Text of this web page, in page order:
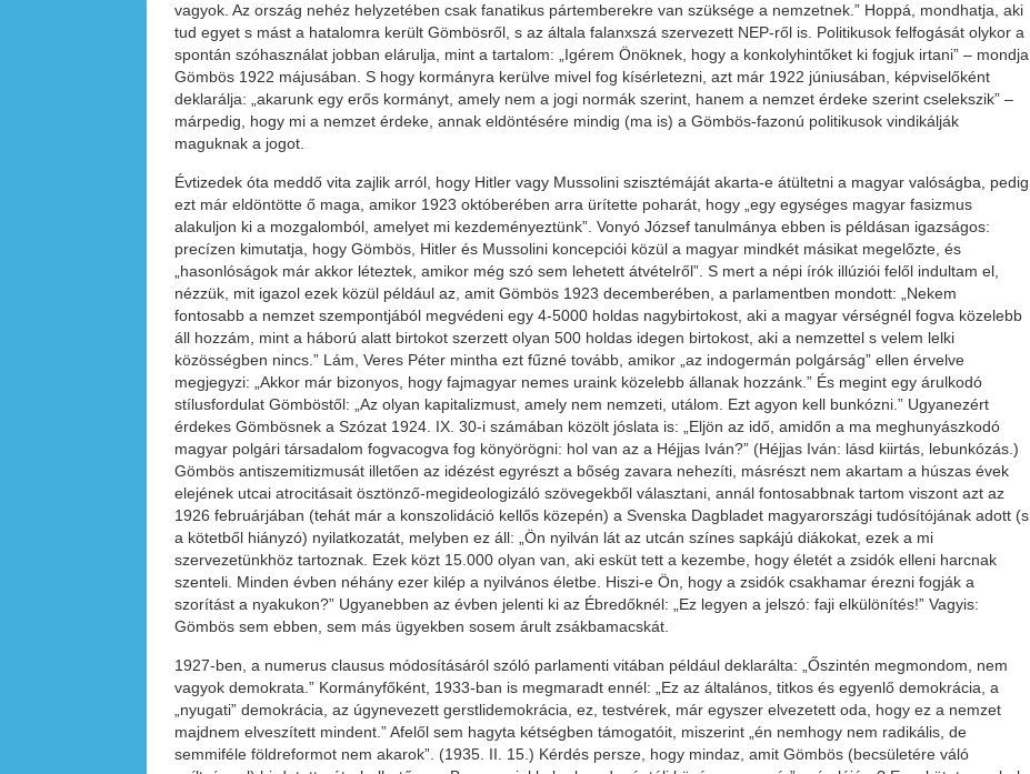
vagyok. Az ország nehéz helyzetében csak fanatikus pártemberekre van szüksége a nemzetnek.” Hoppá, mondhatja, aki
tud egyet s mást a hatalomra került Gömbösről, s az általa falanxszá szervezett NEP-ről is. Politikusok felfogását olykor a
spontán szóhasználat jobban elárulja, mint a tartalom: „Igérem Önöknek, hogy a konkolyhintőket ki fogjuk irtani” – mondja
Gömbös 1922 májusában. S hogy kormányra kerülve mivel fog kísérletezni, azt már 1922 júniusában, képviselőként
deklarálja: „akarunk egy erős kormányt, amely nem a jogi normák szerint, hanem a nemzet érdeke szerint cselekszik” –
márpedig, hogy mi a nemzet érdeke, annak eldöntésére mindig (ma is) a Gömbös-fazonú politikusok vindikálják
maguknak a jogot.
Évtizedek óta meddő vita zajlik arról, hogy Hitler vagy Mussolini szisztémáját akarta-e átültetni a magyar valóságba, pedig
ezt már eldöntötte ő maga, amikor 1923 októberében arra ürítette poharát, hogy „egy egységes magyar fasizmus
alakuljon ki a mozgalomból, amelyet mi kezdeményeztünk”. Vonyó József tanulmánya ebben is példásan igazságos:
precízen kimutatja, hogy Gömbös, Hitler és Mussolini koncepciói közül a magyar mindkét másikat megelőzte, és
„hasonlóságok már akkor léteztek, amikor még szó sem lehetett átvételről”. S mert a népi írók illúziói felől indultam el,
nézzük, mit igazol ezek közül például az, amit Gömbös 1923 decemberében, a parlamentben mondott: „Nekem
fontosabb a nemzet szempontjából megvédeni egy 4-5000 holdas nagybirtokost, aki a magyar vérségnél fogva közelebb
áll hozzám, mint a háború alatt birtokot szerzett olyan 500 holdas idegen birtokost, aki a nemzettel s velem lelki
közösségben nincs.” Lám, Veres Péter mintha ezt fűzné tovább, amikor „az indogermán polgárság” ellen érvelve
megjegyzi: „Akkor már bizonyos, hogy fajmagyar nemes uraink közelebb állanak hozzánk.” És megint egy árulkodó
stílusfordulat Gömböstől: „Az olyan kapitalizmust, amely nem nemzeti, utálom. Ezt agyon kell bunkózni.” Ugyanezért
érdekes Gömbösnek a Szózat 1924. IX. 30-i számában közölt jóslata is: „Eljön az idő, amidőn a ma meghunyászkodó
magyar polgári társadalom fogvacogva fog könyörögni: hol van az a Héjjas Iván?” (Héjjas Iván: lásd kiirtás, lebunkózás.)
Gömbös antiszemitizmusát illetően az idézést egyrészt a bőség zavara nehezíti, másrészt nem akartam a húszas évek
elejének utcai atrocitásait ösztönző-megideologizáló szövegekből választani, annál fontosabbnak tartom viszont azt az
1926 februárjában (tehát már a konszolidáció kellős közepén) a Svenska Dagbladet magyarországi tudósítójának adott (s
a kötetből hiányzó) nyilatkozatát, melyben ez áll: „Ön nyilván lát az utcán színes sapkájú diákokat, ezek a mi
szervezetünkhöz tartoznak. Ezek közt 15.000 olyan van, aki esküt tett a kezembe, hogy életét a zsidók elleni harcnak
szenteli. Minden évben néhány ezer kilép a nyilvános életbe. Hiszi-e Ön, hogy a zsidók csakhamar érezni fogják a
szorítást a nyakukon?” Ugyanebben az évben jelenti ki az Ébredőknél: „Ez legyen a jelszó: faji elkülönítés!” Vagyis:
Gömbös sem ebben, sem más ügyekben sosem árult zsákbamacskát.
1927-ben, a numerus clausus módosításáról szóló parlamenti vitában például deklarálta: „Őszintén megmondom, nem
vagyok demokrata.” Kormányfőként, 1933-ban is megmaradt ennél: „Ez az általános, titkos és egyenlő demokrácia, a
„nyugati” demokrácia, az úgynevezett gerstlidemokrácia, ez, testvérek, már egyszer elvezetett oda, hogy ez a nemzet
majdnem elveszített mindent.” Afelől sem hagyta kétségben támogatóit, miszerint „én nemhogy nem radikális, de
semmiféle földreformot nem akarok”. (1935. II. 15.) Kérdés persze, hogy mindaz, amit Gömbös (becsületére váló